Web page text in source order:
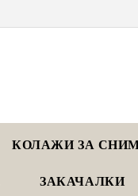
КОЛАЖИ ЗА
ЗАКАЧАЛКИ